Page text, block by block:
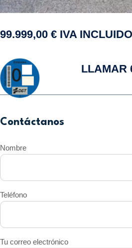
99.999,00 € IVA INCLUIDO
LLAMAR
Contáctanos
Nombre
Teléfono
Tu correo electrónico